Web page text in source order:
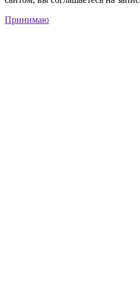
Принимаю